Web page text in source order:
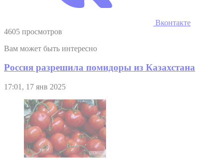
Вконтакте
4605 просмотров
Вам может быть интересно
Россия разрешила помидоры из Казахстана
17:01, 17 янв 2025